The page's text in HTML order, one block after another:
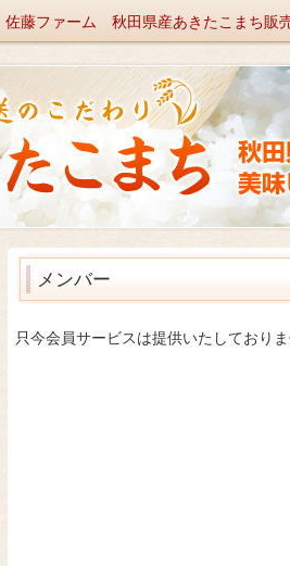
藤ファーム 秋田県産あきたこまち販
メンバー
只今会員サービスは提供いたしており